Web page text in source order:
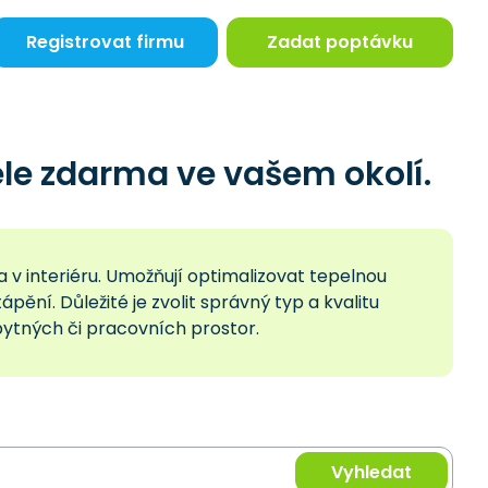
Registrovat firmu Zadat poptávku
zdarma ve vašem okolí.
interiéru. Umožňují optimalizovat tepelnou
Důležité je zvolit správný typ a kvalitu
či pracovních prostor.
Vyhledat